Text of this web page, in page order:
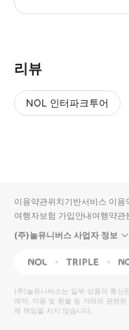
리뷰
NOL 인터파크투어
입니
다.
높
은
순
동
영
상
순
상
이용약관위치기반서비스 이용
여행자보험 가입안내여행약관
(주)놀유니버스 사업자 정보
NOL Triple
(주)놀유니버스는 일부 상품의 통신
예약, 이용 및 환불 등 거래와 관련
체 책임을 지지 않습니다.